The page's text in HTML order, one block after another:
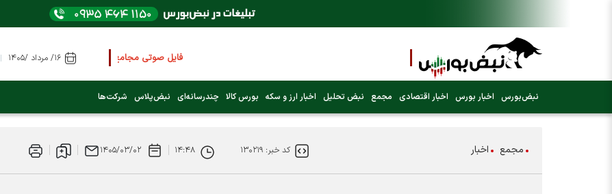
فایل صوتی مجامع و کنفرانس ها را از اینجا گوش کنید
عرضه اولیه بعدی کدام نماد است؟ (کلیک کنید) نبض‌بورس اخبار بورس اخبار اقتصادی مجمع نبض تحلیل اخبار ارز و سکه بورس کالا چندرسانه‌ای نبض‌پلاس شرکت‌ها
مجمع اخبار کد خبر: ۱۳۰۲۱۹ ۱۴:۴۸ ۱۴۰۵/۰۳/۰۲